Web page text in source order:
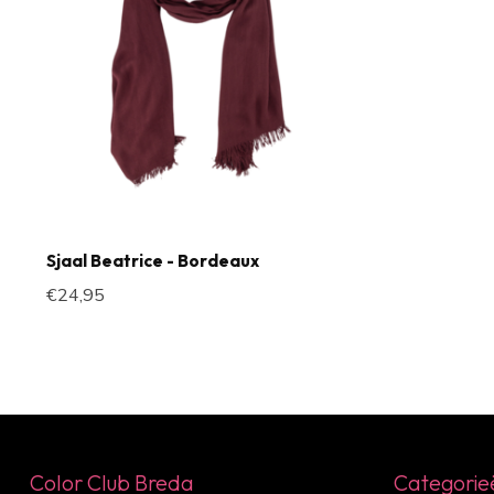
Sjaal Beatrice - Bordeaux
€24,95
Color Club Breda